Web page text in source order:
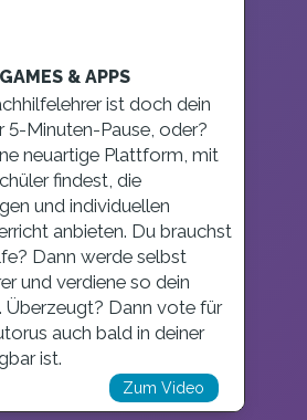
& APPS
ist doch dein
5-Minuten-Pause, oder?
neuartige Plattform, mit
findest, die
und individuellen
anbieten. Du brauchst
Dann werde selbst
und verdiene so dein
Überzeugt? Dann vote für
auch bald in deiner
ist.
Zum Video